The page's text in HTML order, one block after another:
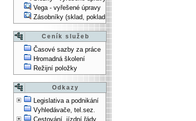
Vega - vyřešené úpravy
Zásobníky (sklad, pokladna, bank. účet) - vyřešené
Ceník služeb
Časové sazby za práce
Hromadná školení
Režijní položky
Odkazy
Legislativa a podnikání
Vyhledávače, tel.sez.
Cestování, jízdní řády